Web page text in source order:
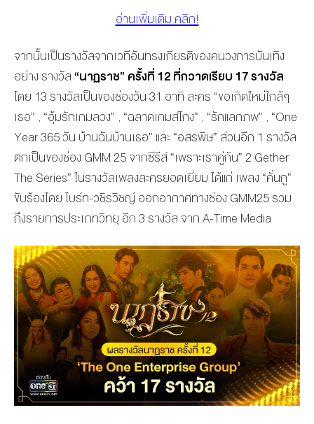
อ่านเพิ่มเติม คลิก!
จากนั้นเป็นรางวัลจากเวทีอันทรงเกียรติของคนวงการบันเทิง
อย่าง รางวัล “นาฏราช” ครั้งที่ 12 ที่กวาดเรียบ 17 รางวัล
โดย 13 รางวัลเป็นของช่องวัน 31 อาทิ ละคร “ขอเกิดใหม่ใกล้ๆ
เธอ” , “อุ้มรักเกมลวง” , “ฉลาดเกมส์โกง” , “รักแลกภพ” , “One
Year 365 วัน บ้านฉันบ้านเธอ” และ “อสรพิษ” ส่วนอีก 1 รางวัล
ตกเป็นของช่อง GMM 25 จากซีรีส์ “เพราะเราคู่กัน” 2 Gether
The Series” ในรางวัลเพลงละครยอดเยี่ยม ได้แก่ เพลง “คั่นกู”
ขับร้องโดย ไบร์ท-วชิรวิชญ์ ออกอากาศทางช่อง GMM25 รวม
ถึงรายการประเภทวิทยุ อีก 3 รางวัล จาก A-Time Media